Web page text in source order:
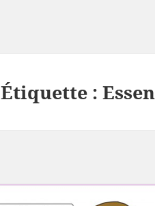
Étiquette :Essen